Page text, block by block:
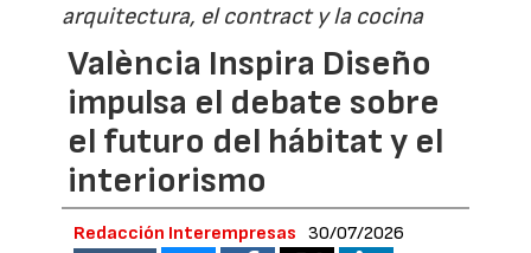
arquitectura, el contract y la cocina
València Inspira Diseño
impulsa el debate sobre
el futuro del hábitat y el
interiorismo
Redacción Interempresas 30/07/2026